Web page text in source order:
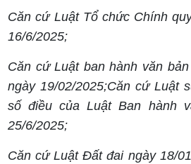
Căn cứ Luật Tổ chức Chính
16/6/2025;
Căn cứ Luật ban hành văn
ngày 19/02/2025;Căn cứ Luật
số điều của Luật Ban hành
25/6/2025;
Căn cứ Luật Đất đai ngày 18/